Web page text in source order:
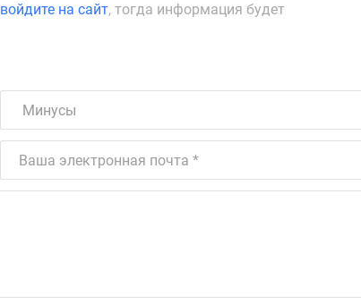
войдите на сайт, тогда информация будет